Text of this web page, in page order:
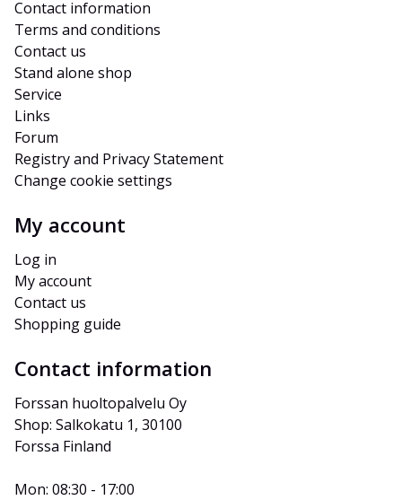
Contact information
Terms and conditions
Contact us
Stand alone shop
Service
Links
Forum
Registry and Privacy Statement
Change cookie settings
My account
Log in
My account
Contact us
Shopping guide
Contact information
Forssan huoltopalvelu Oy
Shop: Salkokatu 1, 30100
Forssa Finland
Mon: 08:30 - 17:00